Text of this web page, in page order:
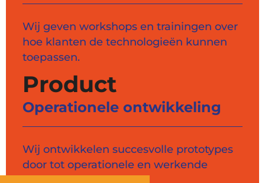
Wij geven workshops en trainingen over
hoe klanten de technologieën kunnen
toepassen.
Product
Operationele ontwikkeling
Wij ontwikkelen succesvolle prototypes
door tot operationele en werkende